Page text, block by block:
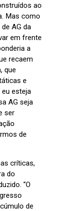
ao
Mas como
AG da
em frente
a
recaem
que
e
eu esteja
AG seja
ser
de
críticas,
do
“O
de